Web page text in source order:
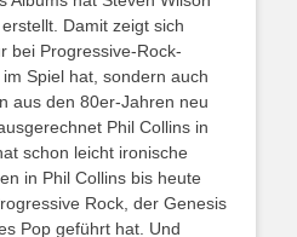
Damit zeigt sich
bei Progressive-Rock-
Spiel hat, sondern auch
aus den 80er-Jahren neu
Phil Collins in
schon leicht ironische
in Phil Collins bis heute
Rock, der Genesis
Pop geführt hat. Und